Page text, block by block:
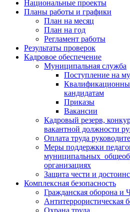
Национальные проекты
Планы работы и графики
План на месяц
План на год
Регламент работы
Результаты проверок
Кадровое обеспечение
Муниципальная служба
Поступление на
кандидатам
Приказы
Вакансии
Кадровый резерв,
вакантной должности
Оплата труда
Меры поддержки
муниципальных
организациях
Защита чести и
Комплексная безопасность
Гражданская оборона и
Антитеррористическая
Охрана труда